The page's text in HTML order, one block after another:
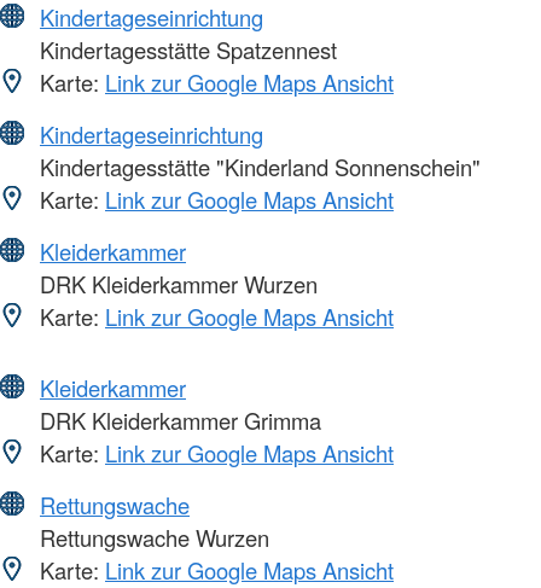
Kindertageseinrichtung
Kindertagesstätte Spatzennest
Karte: Link zur Google Maps Ansicht
Kindertageseinrichtung
Kindertagesstätte "Kinderland Sonnenschein"
Karte: Link zur Google Maps Ansicht
Kleiderkammer
DRK Kleiderkammer Wurzen
Karte: Link zur Google Maps Ansicht
Kleiderkammer
DRK Kleiderkammer Grimma
Karte: Link zur Google Maps Ansicht
Rettungswache
Rettungswache Wurzen
Karte: Link zur Google Maps Ansicht